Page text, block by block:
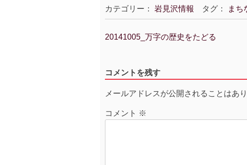
カテゴリー： 岩見沢情報 タグ： まち
投
ビ
ー
シ
ョ
20141005_万字の歴史をたどる
コメントを残す
メールアドレスが公開されることはあり
コメント ※